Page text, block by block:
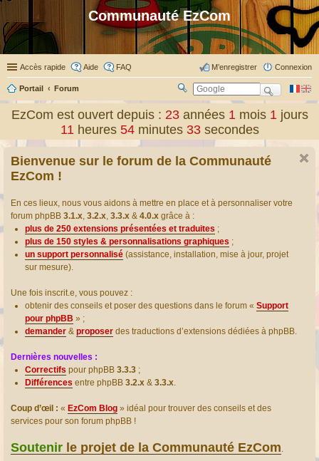
Communauté EzCom
Accès rapide Aide FAQ Connexion
M’enregistrer
Portail Forum
er
EzCom est ouvert depuis : 23 années1 mois1 jours
11 heures54 minutes33 secondes
Bienvenue sur le forum de la Communauté
EzCom !
En ces lieux, nous vous aidons à mettre en place et à personnaliser votre
forum phpBB 3.1.x, 3.2.x, 3.3.x & 4.0.x grâce à :
plus de 250 extensions présentées et traduites ;
plus de 150 styles & personnalisations graphiques ;
un support personnalisé (assistance, installation, mise à jour, projet
sur mesure).
Une fois inscrit.e, vous pouvez :
obtenir des conseils et poser des questions dans le forum « Support
pour phpBB » ;
demander & proposer des traductions d’extensions dédiées à phpBB.
Dernières nouvelles :
Correctifs pour phpBB 3.3.3 ;
Différences entre phpBB 3.2.x & 3.3.x.
Coup d’œil : « EzCom Blog » idéal pour trouver des conseils et des
services pour son forum phpBB !
Soutenir le projet de la Communauté EzCom.